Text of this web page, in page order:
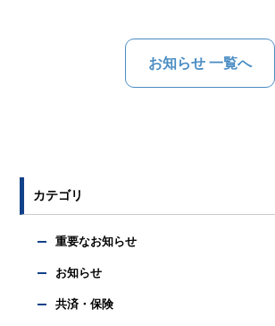
お知らせ 一覧へ
カテゴリ
重要なお知らせ
お知らせ
共済・保険